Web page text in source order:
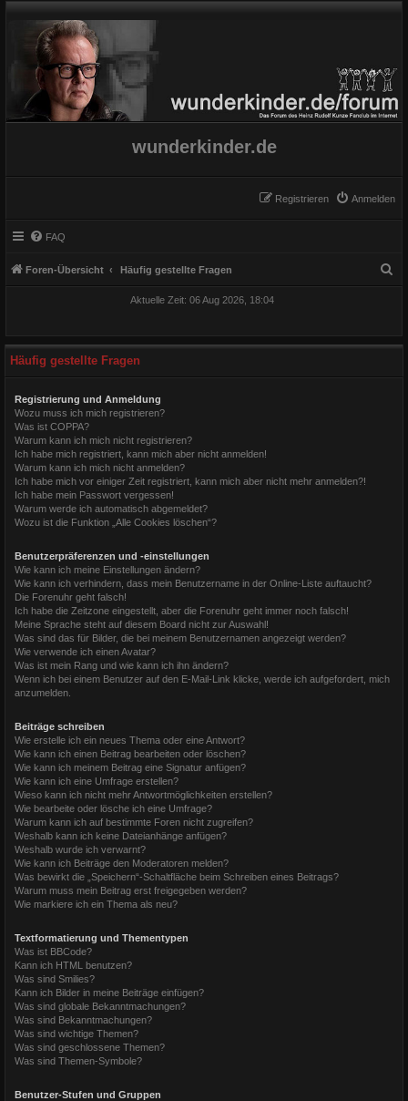
wunderkinder.de
Anmelden
Registrieren
FAQ
Foren-Übersicht Häufig gestellte Fragen
Aktuelle Zeit: 06 Aug 2026, 18:04
Häufig gestellte Fragen
Registrierung und Anmeldung
Wozu muss ich mich registrieren?
Was ist COPPA?
Warum kann ich mich nicht registrieren?
Ich habe mich registriert, kann mich aber nicht anmelden!
Warum kann ich mich nicht anmelden?
Ich habe mich vor einiger Zeit registriert, kann mich aber nicht mehr anmelden?!
Ich habe mein Passwort vergessen!
Warum werde ich automatisch abgemeldet?
Wozu ist die Funktion „Alle Cookies löschen“?
Benutzerpräferenzen und -einstellungen
Wie kann ich meine Einstellungen ändern?
Wie kann ich verhindern, dass mein Benutzername in der Online-Liste auftaucht?
Die Forenuhr geht falsch!
Ich habe die Zeitzone eingestellt, aber die Forenuhr geht immer noch falsch!
Meine Sprache steht auf diesem Board nicht zur Auswahl!
Was sind das für Bilder, die bei meinem Benutzernamen angezeigt werden?
Wie verwende ich einen Avatar?
Was ist mein Rang und wie kann ich ihn ändern?
Wenn ich bei einem Benutzer auf den E-Mail-Link klicke, werde ich aufgefordert, mich
anzumelden.
Beiträge schreiben
Wie erstelle ich ein neues Thema oder eine Antwort?
Wie kann ich einen Beitrag bearbeiten oder löschen?
Wie kann ich meinem Beitrag eine Signatur anfügen?
Wie kann ich eine Umfrage erstellen?
Wieso kann ich nicht mehr Antwortmöglichkeiten erstellen?
Wie bearbeite oder lösche ich eine Umfrage?
Warum kann ich auf bestimmte Foren nicht zugreifen?
Weshalb kann ich keine Dateianhänge anfügen?
Weshalb wurde ich verwarnt?
Wie kann ich Beiträge den Moderatoren melden?
Was bewirkt die „Speichern“-Schaltfläche beim Schreiben eines Beitrags?
Warum muss mein Beitrag erst freigegeben werden?
Wie markiere ich ein Thema als neu?
Textformatierung und Thementypen
Was ist BBCode?
Kann ich HTML benutzen?
Was sind Smilies?
Kann ich Bilder in meine Beiträge einfügen?
Was sind globale Bekanntmachungen?
Was sind Bekanntmachungen?
Was sind wichtige Themen?
Was sind geschlossene Themen?
Was sind Themen-Symbole?
Benutzer-Stufen und Gruppen